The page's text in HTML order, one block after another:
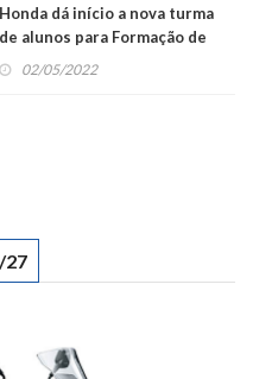
Honda dá início a nova turma
de alunos para Formação de
Profissionais
02/05/2022
27